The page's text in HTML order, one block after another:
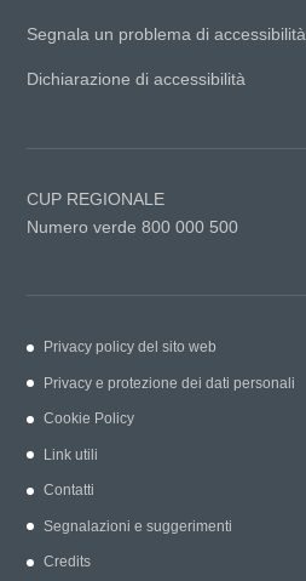
Segnala un problema di accessibilità
Dichiarazione di accessibilità
CUP REGIONALE
Numero verde 800 000 500
Privacy policy del sito web
Privacy e protezione dei dati personali
Cookie Policy
Link utili
Contatti
Segnalazioni e suggerimenti
Credits